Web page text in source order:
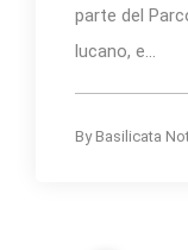
parte del
lucano, e...
By Basilicata